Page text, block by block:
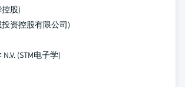
股)
资控股有限公司)
(STM电子学)